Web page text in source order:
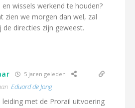
wissels werkend te houden?
zien we morgen dan wel, zal
de directies zijn geweest.
5 jaren geleden
Eduard de Jong
leiding met de Prorail uitvoering